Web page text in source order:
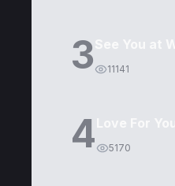
3 11141
4 5170